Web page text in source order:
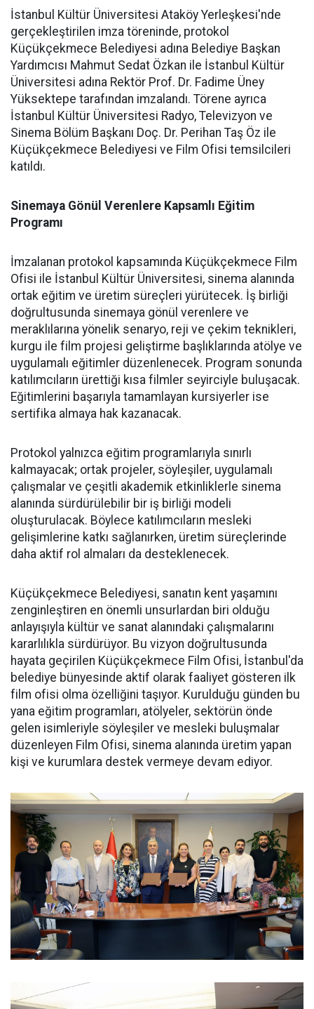
İstanbul Kültür Üniversitesi Ataköy Yerleşkesi'nde
gerçekleştirilen imza töreninde, protokol
Küçükçekmece Belediyesi adına Belediye Başkan
Yardımcısı Mahmut Sedat Özkan ile İstanbul Kültür
Üniversitesi adına Rektör Prof. Dr. Fadime Üney
Yüksektepe tarafından imzalandı. Törene ayrıca
İstanbul Kültür Üniversitesi Radyo, Televizyon ve
Sinema Bölüm Başkanı Doç. Dr. Perihan Taş Öz ile
Küçükçekmece Belediyesi ve Film Ofisi temsilcileri
katıldı.
Sinemaya Gönül Verenlere Kapsamlı Eğitim
Programı
İmzalanan protokol kapsamında Küçükçekmece Film
Ofisi ile İstanbul Kültür Üniversitesi, sinema alanında
ortak eğitim ve üretim süreçleri yürütecek. İş birliği
doğrultusunda sinemaya gönül verenlere ve
meraklılarına yönelik senaryo, reji ve çekim teknikleri,
kurgu ile film projesi geliştirme başlıklarında atölye ve
uygulamalı eğitimler düzenlenecek. Program sonunda
katılımcıların ürettiği kısa filmler seyirciyle buluşacak.
Eğitimlerini başarıyla tamamlayan kursiyerler ise
sertifika almaya hak kazanacak.
Protokol yalnızca eğitim programlarıyla sınırlı
kalmayacak; ortak projeler, söyleşiler, uygulamalı
çalışmalar ve çeşitli akademik etkinliklerle sinema
alanında sürdürülebilir bir iş birliği modeli
oluşturulacak. Böylece katılımcıların mesleki
gelişimlerine katkı sağlanırken, üretim süreçlerinde
daha aktif rol almaları da desteklenecek.
Küçükçekmece Belediyesi, sanatın kent yaşamını
zenginleştiren en önemli unsurlardan biri olduğu
anlayışıyla kültür ve sanat alanındaki çalışmalarını
kararlılıkla sürdürüyor. Bu vizyon doğrultusunda
hayata geçirilen Küçükçekmece Film Ofisi, İstanbul'da
belediye bünyesinde aktif olarak faaliyet gösteren ilk
film ofisi olma özelliğini taşıyor. Kurulduğu günden bu
yana eğitim programları, atölyeler, sektörün önde
gelen isimleriyle söyleşiler ve mesleki buluşmalar
düzenleyen Film Ofisi, sinema alanında üretim yapan
kişi ve kurumlara destek vermeye devam ediyor.